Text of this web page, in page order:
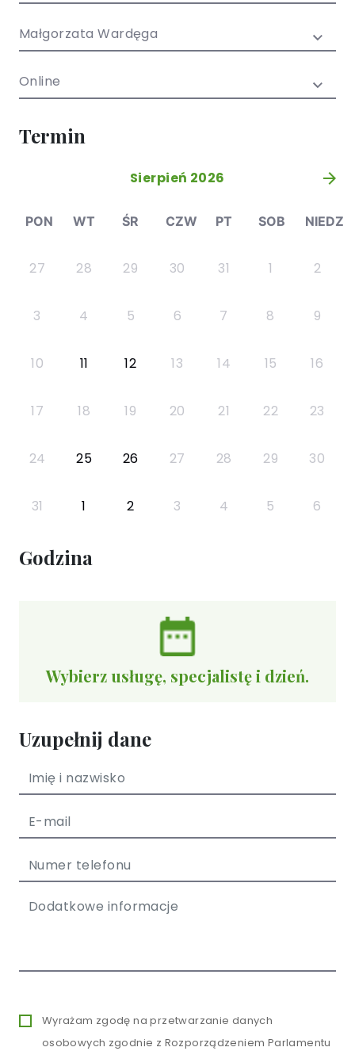
młodzieży
Małgorzata Wardęga
Online
Termin
Sierpień 2026 »
PON WT ŚR CZW PT SOB NIEDZ
27 28 29 30 31 1 2
3 4 5 6 7 8 9
10 11 12 13 14 15 16
17 18 19 20 21 22 23
24 25 26 27 28 29 30
31 1 2 3 4 5 6
Godzina
Wybierz usługę, specjalistę i dzień.
Uzupełnij dane
Wyrażam zgodę na przetwarzanie danych
osobowych zgodnie z Rozporządzeniem Parlamentu